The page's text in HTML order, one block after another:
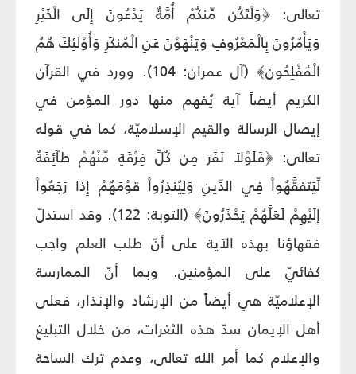
تعالى: ﴿وَلْتَكُن مِّنكُمْ أُمَّةٌ يَدْعُونَ إِلَى الْخَيْرِ
وَيَأْمُرُونَ بِالْمَعْرُوفِ وَيَنْهَوْنَ عَنِ الْمُنكَرِ وَأُوْلَئِكَ هُمُ
الْمُفْلِحُونَ﴾ (آل عمران: 104). وورد في القرآن
الكريم أيضاً آية يُفهم منها دور المؤمن في
إيصال الرسالة والقيم الإسلاميّة، كما في قوله
تعالى: ﴿فَلَوْلاَ نَفَرَ مِن كُلِّ فِرْقَةٍ مِّنْهُمْ طَآئِفَةٌ
لِّيَتَفَقَّهُواْ فِي الدِّينِ وَلِيُنذِرُواْ قَوْمَهُمْ إِذَا رَجَعُواْ
إِلَيْهِمْ لَعَلَّهُمْ يَحْذَرُونَ﴾ (التوبة: 122). وقد استدلّ
فقهاؤنا بهذه الآية على أنّ طلب العلم واجب
كفائيّ على المؤمنين. وبما أنّ الممارسة
الإعلاميّة هي أيضاً من الإرشاد والإنذار، فعلى
أهل الإيمان سدّ هذه الثغرات، من خلال التبليغ
والإعلام كما أمر الله تعالى، وعدم ترك الساحة